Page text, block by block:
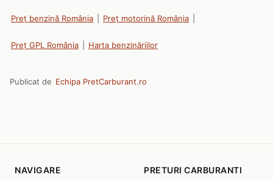
Preț benzină România Preț motorină România
Preț GPL România Harta benzinăriilor
Publicat de Echipa PretCarburant.ro
NAVIGARE PRETURI CARBURANTI